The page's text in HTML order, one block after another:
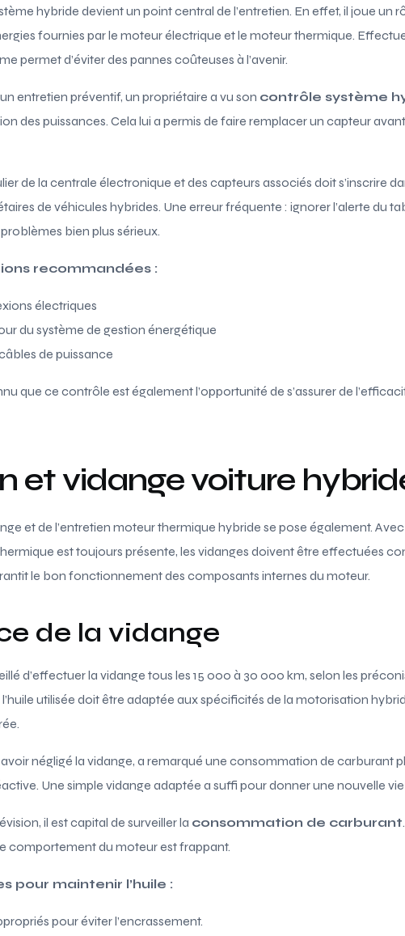
hybride devient un point central de l’entretien. En effet, il joue un
fournies par le moteur électrique et le moteur thermique.
permet d’éviter des pannes coûteuses à l’avenir.
entretien préventif, un propriétaire a vu son contrôle système
des puissances. Cela lui a permis de faire remplacer un capteur
de la centrale électronique et des capteurs associés doit s’inscrire
de véhicules hybrides. Une erreur fréquente : ignorer l’alerte du
bien plus sérieux.
recommandées :
électriques
du système de gestion énergétique
de puissance
que ce contrôle est également l’opportunité de s’assurer de
et vidange voiture
et de l’entretien moteur thermique hybride se pose également.
est toujours présente, les vidanges doivent être effectuées
le bon fonctionnement des composants internes du moteur.
de la vidange
d’effectuer la vidange tous les 15 000 à 30 000 km, selon les
utilisée doit être adaptée aux spécificités de la motorisation
négligé la vidange, a remarqué une consommation de carburant
Une simple vidange adaptée a suffi pour donner une nouvelle
il est capital de surveiller la consommation de carburant
comportement du moteur est frappant.
pour maintenir l’huile :
pour éviter l’encrassement.